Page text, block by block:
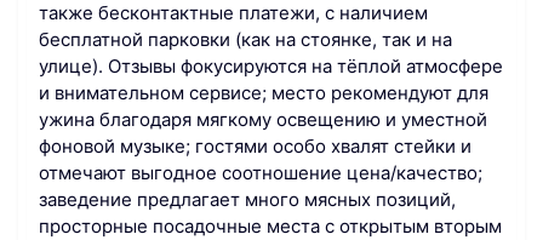
также бесконтактные платежи, с наличием
бесплатной парковки (как на стоянке, так и на
улице). Отзывы фокусируются на тёплой атмосфере
и внимательном сервисе; место рекомендуют для
ужина благодаря мягкому освещению и уместной
фоновой музыке; гостями особо хвалят стейки и
отмечают выгодное соотношение цена/качество;
заведение предлагает много мясных позиций,
просторные посадочные места с открытым вторым